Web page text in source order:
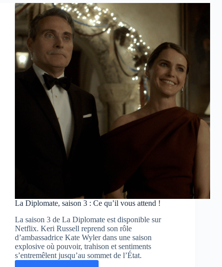
:
Le
duo
de
choc
prêt
faire
trembler
Matignon
ce
soir
dans
Fils
de
La Diplomate, saison 3 : Ce qu’il vous attend !
La saison 3 de La Diplomate est disponible sur
Netflix. Keri Russell reprend son rôle
d’ambassadrice Kate Wyler dans une saison
explosive où pouvoir, trahison et sentiments
s’entremêlent jusqu’au sommet de l’État.